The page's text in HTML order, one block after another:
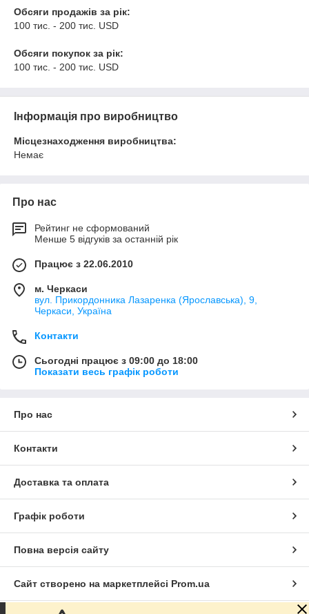
Обсяги продажів за рік:
100 тис. - 200 тис. USD
Обсяги покупок за рік:
100 тис. - 200 тис. USD
Інформація про виробництво
Місцезнаходження виробництва:
Немає
Про нас
Рейтинг не сформований
Менше 5 відгуків за останній рік
Працює з 22.06.2010
м. Черкаси
вул. Прикордонника Лазаренка (Ярославська), 9,
Черкаси, Україна
Контакти
Сьогодні працює з 09:00 до 18:00
Показати весь графік роботи
Про нас
Контакти
Доставка та оплата
Графік роботи
Повна версія сайту
Сайт створено на маркетплейсі Prom.ua